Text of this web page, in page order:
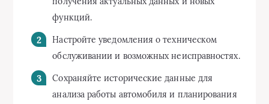
функций.
Настройте уведомления о техническом
обслуживании и возможных неисправностях.
Сохраняйте исторические данные для
анализа работы автомобиля и планирования